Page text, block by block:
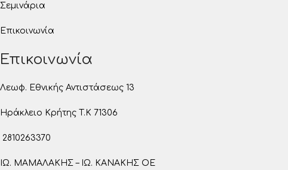
Σεμινάρια
Επικοινωνία
Επικοινωνία
Λεωφ. Εθνικής Αντιστάσεως 13
Ηράκλειο Κρήτης T.K 71306
2810263370
ΙΩ. ΜΑΜΑΛΑΚΗΣ – ΙΩ. ΚΑΝΑΚΗΣ ΟΕ